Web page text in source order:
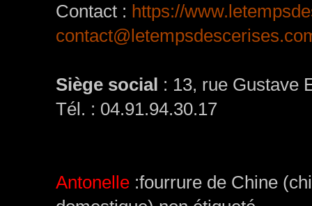
Contact : https://
Siège social : 13, rue Gustave
Tél. : 04.91.94.30.17
Antonelle :fourrure de Chine